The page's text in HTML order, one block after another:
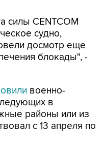
силы CENTCOM
судно,
досмотр еще
блокады", -
военно-
в
районы или из
с 13 апреля по